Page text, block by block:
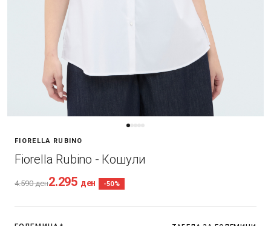
FIORELLA RUBINO
Fiorella Rubino - Кошули
4.590ден2.295 ден -50%